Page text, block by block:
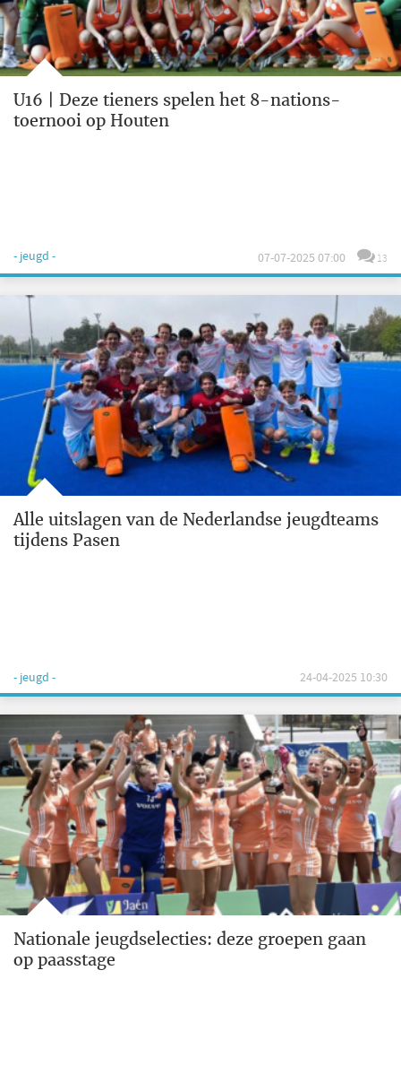
U16 | Deze tieners spelen het 8-nations-
toernooi op Houten
- jeugd - 07-07-2025 07:00 13
Alle uitslagen van de Nederlandse jeugdteams
tijdens Pasen
- jeugd - 24-04-2025 10:30
Nationale jeugdselecties: deze groepen gaan
op paasstage